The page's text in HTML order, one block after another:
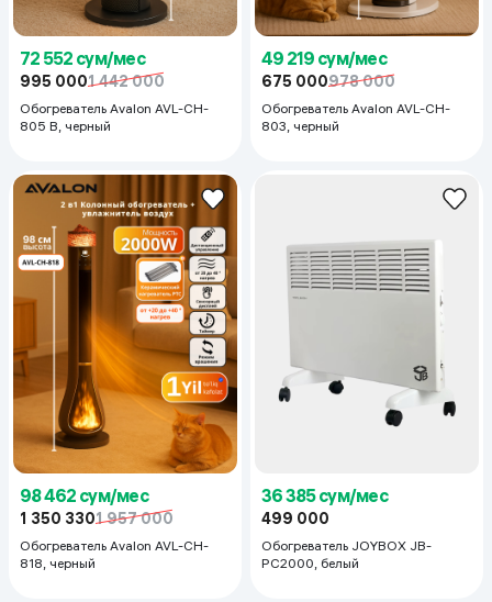
72 552 сум/мес
995 0001 442 000
Обогреватель Avalon AVL-CH-
805 B, черный
49 219 сум/мес
675 000978 000
Обогреватель Avalon AVL-CH-
803, черный
98 462 сум/мес
1 350 3301 957 000
Обогреватель Avalon AVL-CH-
818, черный
36 385 сум/мес
499 000
Обогреватель JOYBOX JB-
PC2000, белый